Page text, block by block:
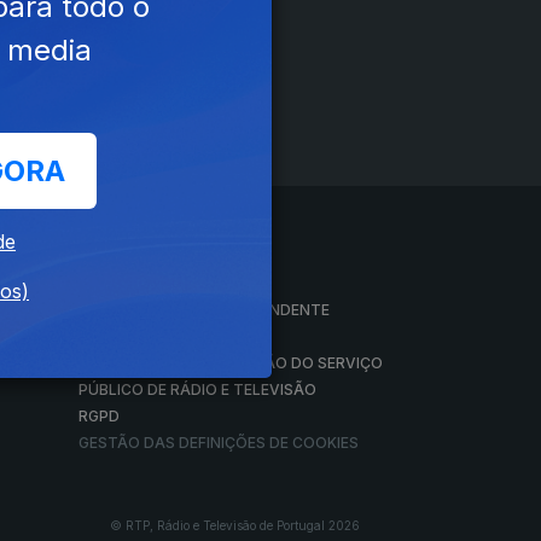
CONSELHO GERAL INDEPENDENTE
CONTRATO DE CONCESSÃO DO SERVIÇO
PÚBLICO DE RÁDIO E TELEVISÃO
RGPD
GESTÃO DAS DEFINIÇÕES DE COOKIES
© RTP, Rádio e Televisão de Portugal 2026